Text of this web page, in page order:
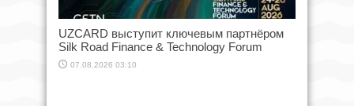
UZCARD выступит ключевым партнёром
Silk Road Finance & Technology Forum
07.08.2026 03:10